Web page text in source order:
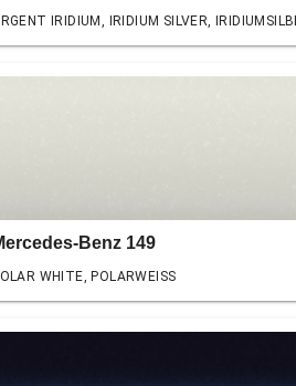
IRIDIUM, IRIDIUM SILVER,
Benz 149
WHITE, POLARWEISS